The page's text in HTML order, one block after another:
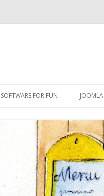
SOFTWARE FOR FUN
AUCH FÜR PROFIS
JOOMLA